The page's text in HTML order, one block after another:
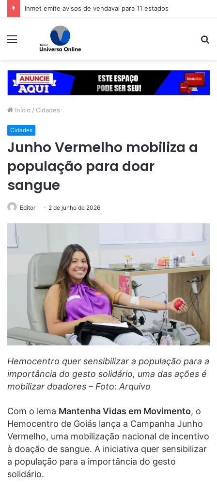
Inmet emite avisos de vendaval para 11 estados
Menu
Início / Cidades
Cidades
Junho Vermelho mobiliza a
população para doar
sangue
Editor 2 de junho de 2026
Hemocentro quer sensibilizar a população para a
importância do gesto solidário, uma das ações é
mobilizar doadores – Foto: Arquivo
Com o lema Mantenha Vidas em Movimento, o
Hemocentro de Goiás lança a Campanha Junho
Vermelho, uma mobilização nacional de incentivo
à doação de sangue. A iniciativa quer sensibilizar
a população para a importância do gesto
solidário.